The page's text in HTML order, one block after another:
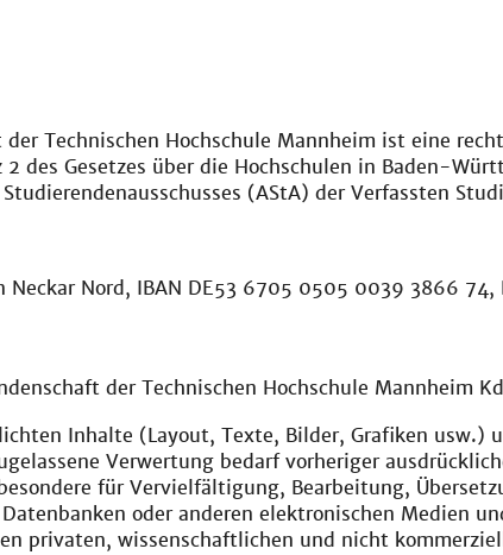
Technischen Hochschule Mannheim ist eine
2 des Gesetzes über die Hochschulen in Baden-
(AStA) der Verfassten
Neckar Nord, IBAN DE53 6705 0505 0039 3866 74,
der Technischen Hochschule Mannheim
Inhalte (Layout, Texte, Bilder, Grafiken usw.)
Verwertung bedarf vorheriger
für Vervielfältigung, Bearbeitung,
oder anderen elektronischen Medien
privaten, wissenschaftlichen und nicht